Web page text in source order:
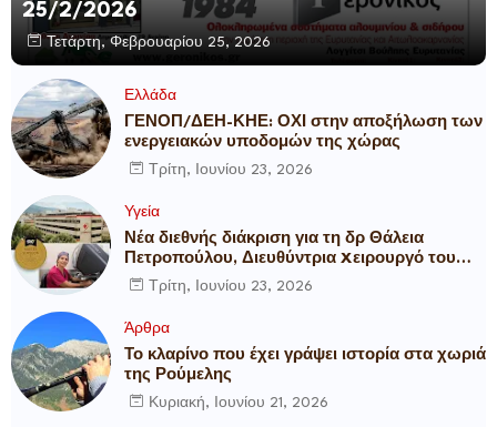
25/2/2026
Τετάρτη, Φεβρουαρίου 25, 2026
Ελλάδα
ΓΕΝΟΠ/ΔΕΗ-ΚΗΕ: ΟΧΙ στην αποξήλωση των
ενεργειακών υποδομών της χώρας
Τρίτη, Ιουνίου 23, 2026
Υγεία
Νέα διεθνής διάκριση για τη δρ Θάλεια
Πετροπούλου, Διευθύντρια Xειρουργό του
Metropolitan General
Τρίτη, Ιουνίου 23, 2026
Άρθρα
Το κλαρίνο που έχει γράψει ιστορία στα χωριά
της Ρούμελης
Κυριακή, Ιουνίου 21, 2026